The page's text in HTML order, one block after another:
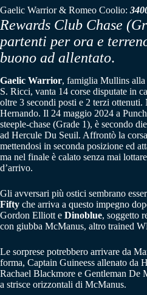
Gaelic Warrior & Romeo Coolio:
Rewards Club Chase
partenti per ora e
buono ad allentato.
Gaelic Warrior, famiglia Mullins alla
S. Ricci, vanta 14 corse disputate in
oltre 3 secondi posti e 2 terzi ottenuti.
Hernando. Il 24 maggio 2024 a
steeple-chase (Grade 1), è secondo
ad Hercule Du Seuil. Affrontò la
mettendosi in seconda posizione ed
ma nel finale è calato senza mai
d’arrivo.
Gli avversari più ostici sembrano
Fifty che arriva a questo impegno
Gordon Elliott e Dinoblue, soggetto
con giubba McManus, altro trained
Le sorprese potrebbero arrivare da
forma, Captain Guineess allenato da
Rachael Blackmore e Gentleman De
a strisce orizzontali di McManus.